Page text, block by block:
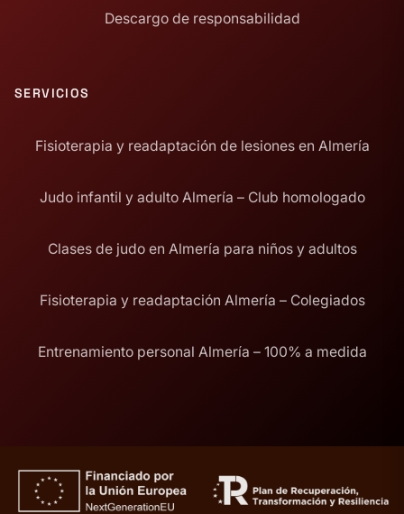
Descargo de responsabilidad
SERVICIOS
Fisioterapia y readaptación de lesiones en Almería
Judo infantil y adulto Almería – Club homologado
Clases de judo en Almería para niños y adultos
Fisioterapia y readaptación Almería – Colegiados
Entrenamiento personal Almería – 100% a medida